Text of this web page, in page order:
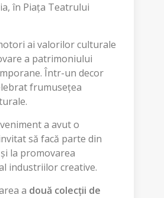
în Piața Teatrului
ai valorilor culturale
a patrimoniului
Într-un decor
frumusețea
a avut o
să facă parte din
la promovarea
industriilor creative.
a două colecții de